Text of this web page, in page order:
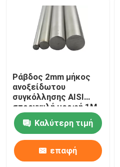
Ράβδος 2mm μήκος
ανοξείδωτου
συγκόλλησης AISI
στρογγυλή μορφή 1M -
6M για τη βιομηχανική
χρήσηΚαλύτερη τιμή
επαφή